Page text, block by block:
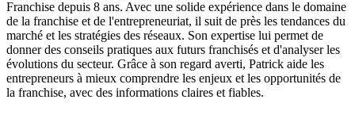
Franchise depuis 8 ans. Avec une solide expérience dans le domaine
de la franchise et de l'entrepreneuriat, il suit de près les tendances du
marché et les stratégies des réseaux. Son expertise lui permet de
donner des conseils pratiques aux futurs franchisés et d'analyser les
évolutions du secteur. Grâce à son regard averti, Patrick aide les
entrepreneurs à mieux comprendre les enjeux et les opportunités de
la franchise, avec des informations claires et fiables.